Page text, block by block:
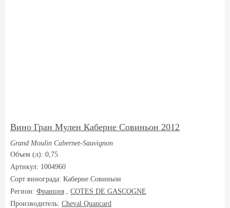
Вино Гран Мулен Каберне Совиньон 2012
Grand Moulin Cabernet-Sauvignon
Объем (л): 0,75
Артикул: 1004960
Сорт винограда: Каберне Совиньон
Регион: Франция , COTES DE GASCOGNE
Производитель: Cheval Quancard